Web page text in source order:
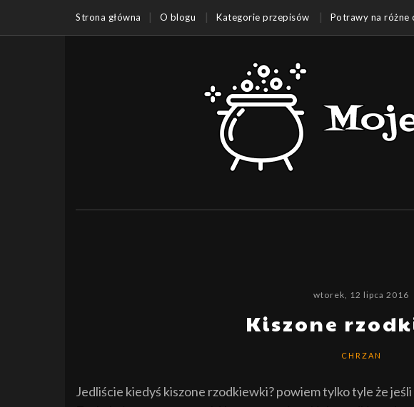
Strona główna O blogu Kategorie przepisów Potrawy na różne
wtorek, 12 lipca 2016
Kiszone
CHRZAN
Jedliście kiedyś kiszone rzodkiewki? powiem tylko tyle że